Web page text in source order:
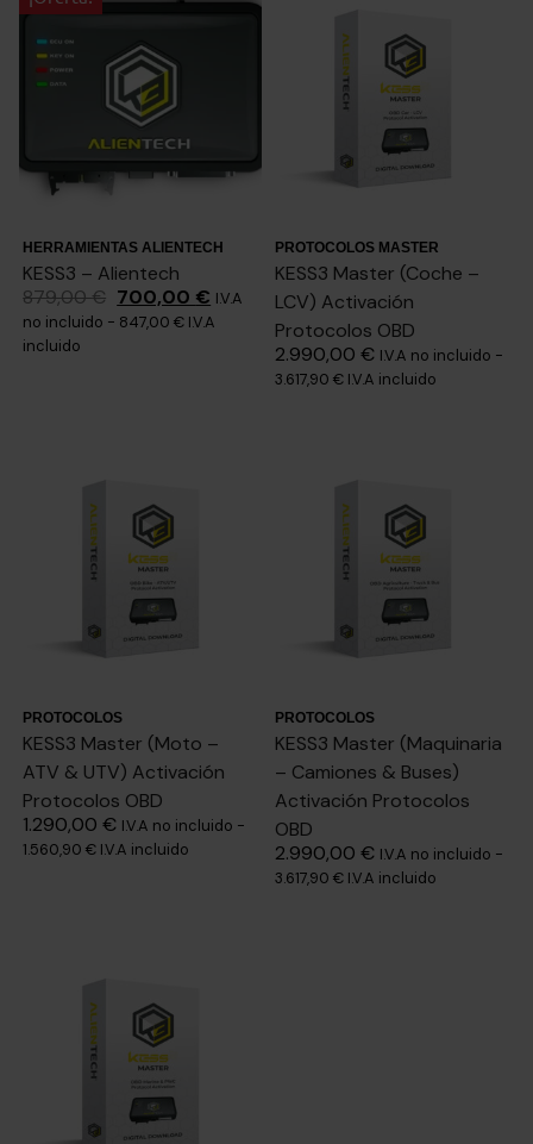
HERRAMIENTAS ALIENTECH
KESS3 – Alientech
879,00€ 700,00 € I.V.A
no incluido - 847,00€ I.V.A
incluido
PROTOCOLOS MASTER
KESS3 Master (Coche –
LCV) Activación
Protocolos OBD
2.990,00€ I.V.A no incluido -
3.617,90€ I.V.A incluido
PROTOCOLOS
KESS3 Master (Moto –
ATV & UTV) Activación
Protocolos OBD
1.290,00€ I.V.A no incluido -
1.560,90€ I.V.A incluido
PROTOCOLOS
KESS3 Master (Maquinaria
– Camiones & Buses)
Activación Protocolos
OBD
2.990,00€ I.V.A no incluido -
3.617,90€ I.V.A incluido